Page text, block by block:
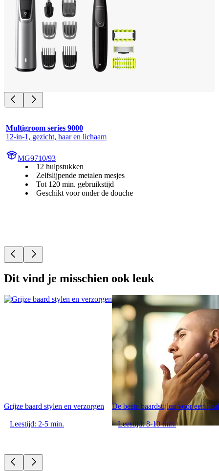
Multigroom series 9000
12-in-1, gezicht, haar en lichaam
MG9710/93
12 hulpstukken
Zelfslijpende metalen mesjes
Tot 120 min. gebruikstijd
Geschikt voor onder de douche
Dit vind je misschien ook leuk
Grijze baard stylen en verzorgen
Leestijd: 2-5 min.
De beste baardstijlen voor een
Leestijd: 8-10 min.